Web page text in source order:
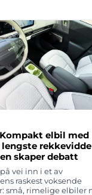
Kompakt elbil med
lengste rekkevidde
skaper debatt
på vei inn i et av
raskest voksende
små, rimelige elbiler